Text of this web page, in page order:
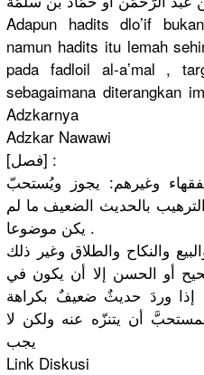
Adapun hadits dlo’if
namun hadits itu lemah
pada fadloil al-a’mal ,
sebagaimana diterangkan
Adzkarnya
Adzkar Nawawi
[فصل] :
وغيرهم: يجوز ويُستحبّ
بالحديث الضعيف ما لم
يكن موضوعا .
والنكاح والطلاق وغير ذلك
أو الحسن إلا أن يكون في
وردَ حديثٌ ضعيفٌ بكراهة
أن يتنزّه عنه ولكن لا
يجب
Link Diskusi